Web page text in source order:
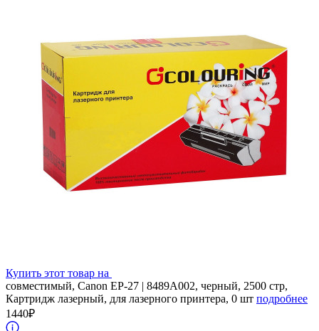
Купить этот товар на
совместимый, Canon EP-27 | 8489A002, черный, 2500 стр,
Картридж лазерный, для лазерного принтера, 0 шт подробнее
1440₽